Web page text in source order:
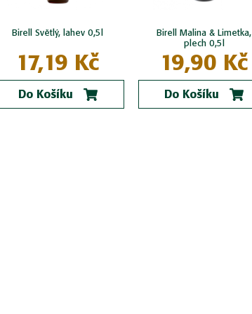
Birell Světlý, lahev 0,5l
17,19 Kč
Do Košíku
Birell Malina & Limetka,
plech 0,5l
19,90 Kč
Do Košíku